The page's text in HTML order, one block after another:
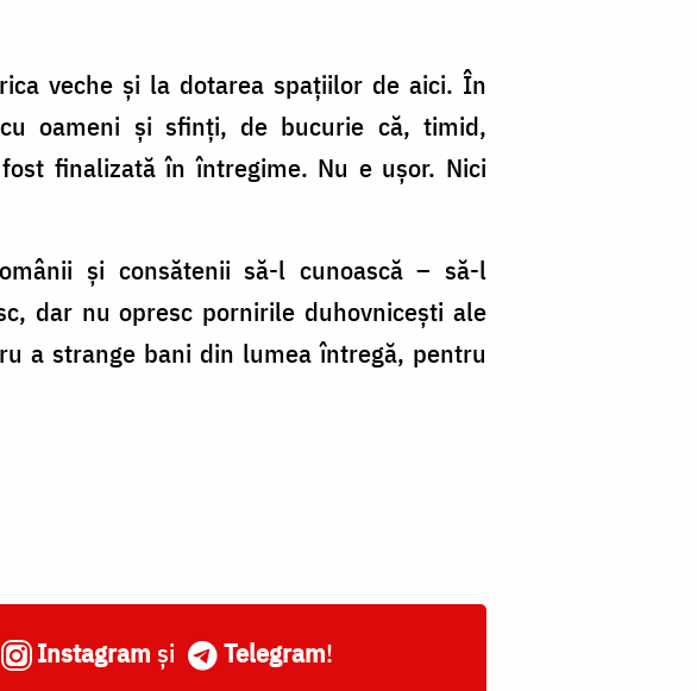
veche și la dotarea spațiilor de aici. În
oameni și sfinți, de bucurie că, timid,
finalizată în întregime. Nu e ușor. Nici
și consătenii să-l cunoască – să-l
dar nu opresc pornirile duhovnicești ale
a strange bani din lumea întregă, pentru
Instagram și Telegram!